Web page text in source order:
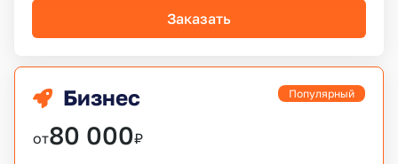
Заказать
Бизнес Популярный
от80 000₽